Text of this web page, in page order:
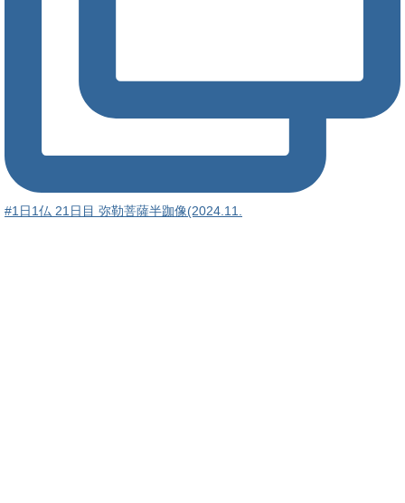
#1日1仏 21日目 弥勒菩薩半跏像(2024.11.